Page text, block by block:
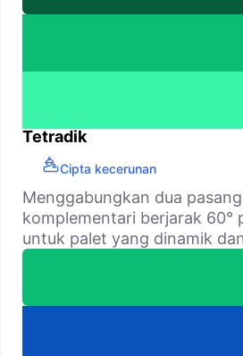
Tetradik
Cipta kecerunan
Menggabungkan dua
komplementari berjarak 60°
untuk palet yang dinamik